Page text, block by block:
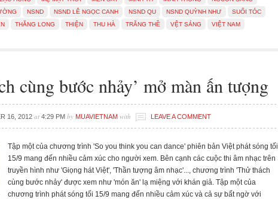
NSND NSND LÊ NGỌC CANH NSND QU NSND QUỲNH NHƯ
SUỐI TÓC
THĂNG LONG THIỆN THU HÀ TRĂNG THỀ VỆT SÁNG VIỆT NAM
cùng bước nhảy’ mở màn ấn tượng
16, 2012 at 4:29 PM by MUAVIETNAM with LEAVE A COMMENT
Tập một của chương trình 'So you think you can dance' phiên bản Việt phát sóng tối
15/9 mang đến nhiều cảm xúc cho người xem. Bên cạnh các cuộc thi âm nhạc trên
truyền hình như 'Giọng hát Việt', 'Thần tượng âm nhạc'..., chương trình 'Thử thách
cùng bước nhảy' được xem như 'món ăn' lạ miệng với khán giả. Tập một của
chương trình phát sóng tối 15/9 mang đến nhiều cảm xúc và cả sự bất ngờ với